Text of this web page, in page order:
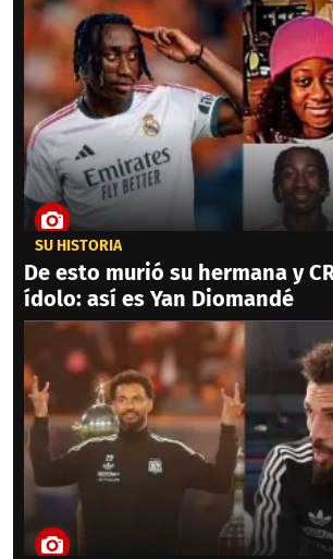
SU HISTORIA
De esto murió su hermana y
ídolo: así es Yan Diomandé